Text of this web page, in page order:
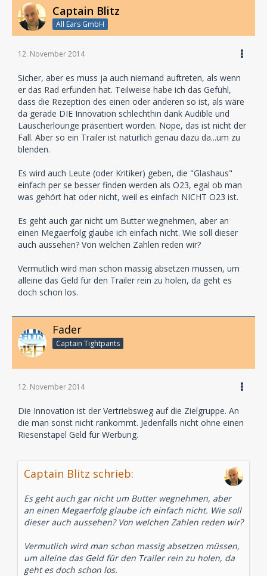
Captain Blitz
All Ears GmbH
12. November 2014
Sicher, aber es muss ja auch niemand auftreten, als wenn
er das Rad erfunden hat. Teilweise habe ich das Gefühl,
dass die Rezeption des einen oder anderen so ist, als wäre
da gerade DIE Innovation schlechthin dank Audible und
Lauscherlounge präsentiert worden. Nope, das ist nicht der
Fall. Aber so ein Trailer ist natürlich genau dazu da...um zu
blenden.
Es wird auch Leute (oder Kritiker) geben, die "Glashaus"
einfach per se besser finden werden als O23, egal ob man
was gehört hat oder nicht, weil es einfach NICHT O23 ist.
Es geht auch gar nicht um Butter wegnehmen, aber an
einen Megaerfolg glaube ich einfach nicht. Wie soll dieser
auch aussehen? Von welchen Zahlen reden wir?
Vermutlich wird man schon massig absetzen müssen, um
alleine das Geld für den Trailer rein zu holen, da geht es
doch schon los.
Fader
Captain Tightpants
12. November 2014
Die Innovation ist der Vertriebsweg auf die Zielgruppe. An
die man sonst nicht rankommt. Jedenfalls nicht ohne einen
Riesenstapel Geld für Werbung.
Captain Blitz schrieb:
Es geht auch gar nicht um Butter wegnehmen, aber
an einen Megaerfolg glaube ich einfach nicht. Wie soll
dieser auch aussehen? Von welchen Zahlen reden wir?
Vermutlich wird man schon massig absetzen müssen,
um alleine das Geld für den Trailer rein zu holen, da
geht es doch schon los.